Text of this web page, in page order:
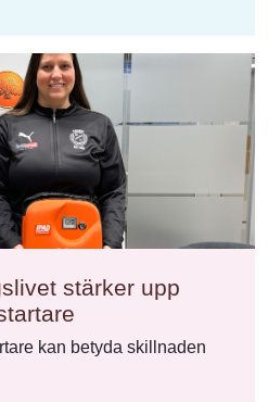
stärker upp
kan betyda skillnaden